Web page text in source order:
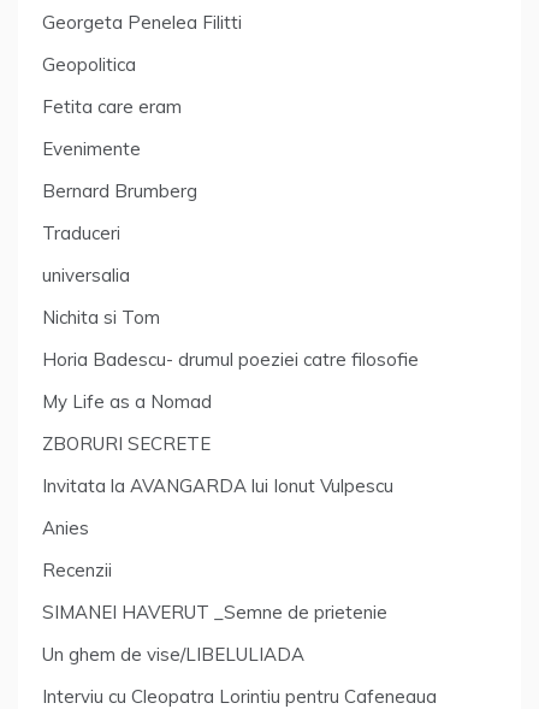
Georgeta Penelea Filitti
Geopolitica
Fetita care eram
Evenimente
Bernard Brumberg
Traduceri
universalia
Nichita si Tom
Horia Badescu- drumul poeziei catre filosofie
My Life as a Nomad
ZBORURI SECRETE
Invitata la AVANGARDA lui Ionut Vulpescu
Anies
Recenzii
SIMANEI HAVERUT _Semne de prietenie
Un ghem de vise/LIBELULIADA
Interviu cu Cleopatra Lorintiu pentru Cafeneaua